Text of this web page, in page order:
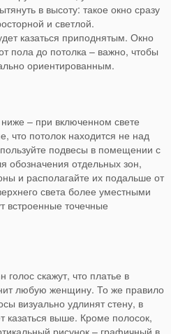
в высоту: такое окно сразу
и светлой.
казаться приподнятым. Окно
пола до потолка – важно, чтобы
ориентированным.
– при включенном свете
что потолок находится не над
подвесы в помещении с
обозначения отдельных зон,
и располагайте их подальше от
света более уместными
встроенные точечные
скажут, что платье в
любую женщину. То же правило
визуально удлинят стену, в
казаться выше. Кроме полосок,
рисунок – графичный в